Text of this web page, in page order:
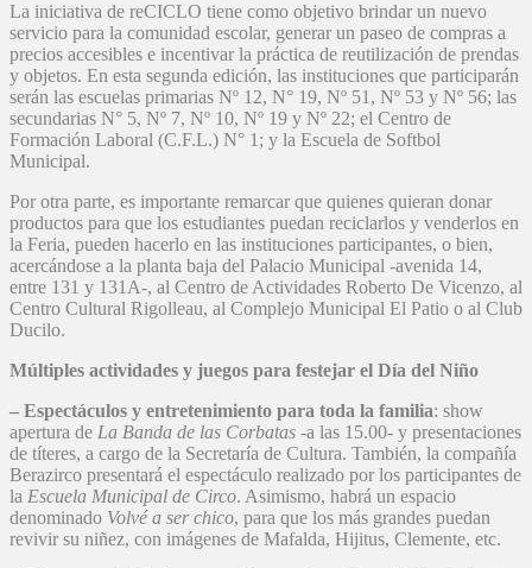
La iniciativa de reCICLO tiene como objetivo brindar un nuevo
servicio para la comunidad escolar, generar un paseo de compras a
precios accesibles e incentivar la práctica de reutilización de prendas
y objetos. En esta segunda edición, las instituciones que participarán
serán las escuelas primarias Nº 12, N° 19, Nº 51, Nº 53 y Nº 56; las
secundarias N° 5, Nº 7, Nº 10, Nº 19 y Nº 22; el Centro de
Formación Laboral (C.F.L.) N° 1; y la Escuela de Softbol
Municipal.
Por otra parte, es importante remarcar que quienes quieran donar
productos para que los estudiantes puedan reciclarlos y venderlos en
la Feria, pueden hacerlo en las instituciones participantes, o bien,
acercándose a la planta baja del Palacio Municipal -avenida 14,
entre 131 y 131A-, al Centro de Actividades Roberto De Vicenzo, al
Centro Cultural Rigolleau, al Complejo Municipal El Patio o al Club
Ducilo.
Múltiples actividades y juegos para festejar el Día del Niño
– Espectáculos y entretenimiento para toda la familia: show
apertura de La Banda de las Corbatas -a las 15.00- y presentaciones
de títeres, a cargo de la Secretaría de Cultura. También, la compañía
Berazirco presentará el espectáculo realizado por los participantes de
la Escuela Municipal de Circo. Asimismo, habrá un espacio
denominado Volvé a ser chico, para que los más grandes puedan
revivir su niñez, con imágenes de Mafalda, Hijitus, Clemente, etc.